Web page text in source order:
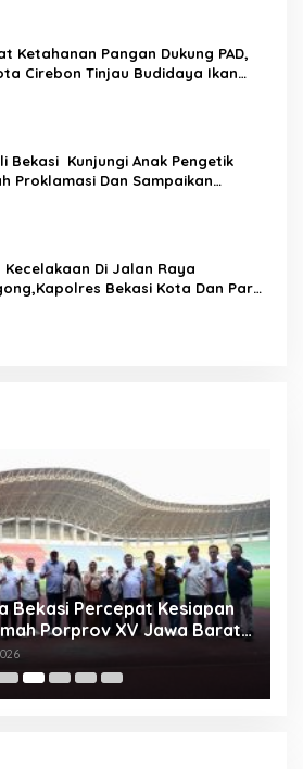
Ketahanan Pangan Dukung PAD,
Cirebon Tinjau Budidaya Ikan
Bekasi Kunjungi Anak Pengetik
Proklamasi Dan Sampaikan
Kecelakaan Di Jalan Raya
Bekasi Kota Dan Para
Bekasi Percepat Kesiapan
Porprov XV Jawa Barat